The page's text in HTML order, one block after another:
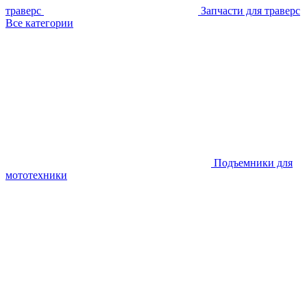
траверс
Запчасти для траверс
Все категории
Подъемники для
мототехники